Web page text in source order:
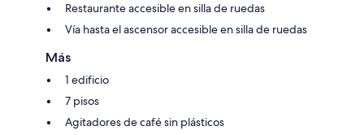
Restaurante accesible en silla de ruedas
Vía hasta el ascensor accesible en silla de ruedas
Más
1 edificio
7 pisos
Agitadores de café sin plásticos